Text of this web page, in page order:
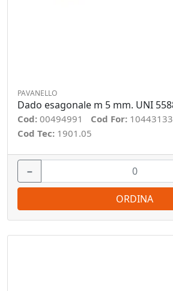
PAVANELLO
Dado esagonale m 5 mm. UNI
Cod: 00494991 Cod For:
Cod Tec: 1901.05
−
ORDINA